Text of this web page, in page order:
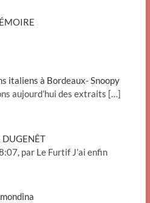
italiens à Bordeaux- Snoopy
aujourd’hui des extraits […]
DUGENÊT
par Le Furtif J’ai enfin